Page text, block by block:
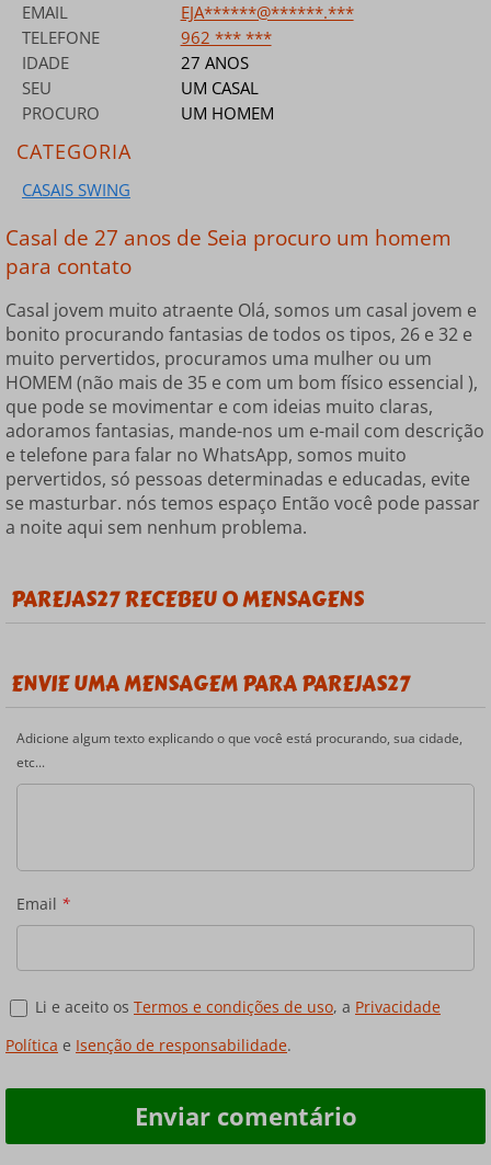
EMAIL
EJA******@******.***
TELEFONE
962 *** ***
IDADE
27 ANOS
SEU
UM CASAL
PROCURO
UM HOMEM
CATEGORIA
CASAIS SWING
Casal de 27 anos de Seia procuro um homem
para contato
Casal jovem muito atraente Olá, somos um casal jovem e
bonito procurando fantasias de todos os tipos, 26 e 32 e
muito pervertidos, procuramos uma mulher ou um
HOMEM (não mais de 35 e com um bom físico essencial ),
que pode se movimentar e com ideias muito claras,
adoramos fantasias, mande-nos um e-mail com descrição
e telefone para falar no WhatsApp, somos muito
pervertidos, só pessoas determinadas e educadas, evite
se masturbar. nós temos espaço Então você pode passar
a noite aqui sem nenhum problema.
PAREJAS27 RECEBEU 0 MENSAGENS
ENVIE UMA MENSAGEM PARA PAREJAS27
Adicione algum texto explicando o que você está procurando, sua cidade,
etc...
Email *
Li e aceito os Termos e condições de uso, a Privacidade
Política e Isenção de responsabilidade.